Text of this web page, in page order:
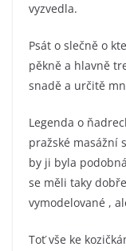
vyzvedla.
Psát o slečně o
pěkně a hlavně
snadě a určitě
Legenda o
pražské masážní
by ji byla
se měli taky
vymodelované ,
Toť vše ke